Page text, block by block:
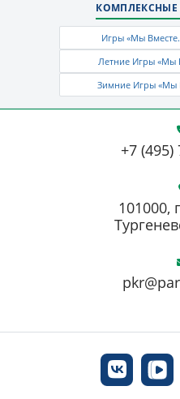
КОМПЛЕКСНЫЕ
Игры «Мы
Летние Игры «Мы
Зимние Игры «Мы
+7 (495)
101000,